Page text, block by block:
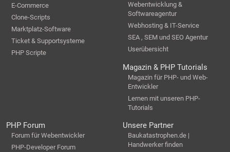
E-Commerce
Clone-Scripts
Marktplatz-Software
Ticket & Supportsysteme
PHP Scripte
Webentwicklung &
Softwareagentur
Webhosting & IT-Service
SEA , SEM und SEO Agentur
Userübersicht
Magazin & PHP Tutorials
Magazin für PHP- und Web-
Entwickler
Lernen mit unseren PHP-
Tutorials
PHP Forum
Forum für Webentwickler
PHP-Developer Forum
Unsere Partner
Baukatastrophen.de |
Handwerker finden